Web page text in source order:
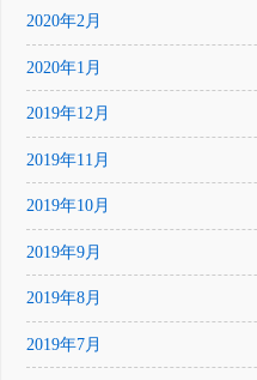
2020年2月
2020年1月
2019年12月
2019年11月
2019年10月
2019年9月
2019年8月
2019年7月